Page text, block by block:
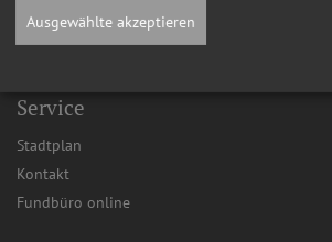
Mitteilungsblatt
Veranstaltungskalender
Service
Stadtplan
Kontakt
Fundbüro online
Ausgewählte akzeptieren